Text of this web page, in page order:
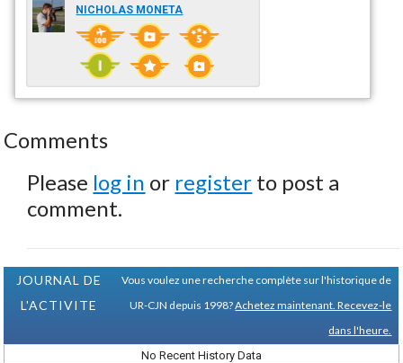
NICHOLAS MONETA
Comments
Please log in or register to post a
comment.
JOURNAL DE
L'ACTIVITE
Vous voulez une recherche complète sur l'historique de
UR-CJN depuis 1998?Achetez maintenant. Recevez-le
dans l'heure.
No Recent History Data